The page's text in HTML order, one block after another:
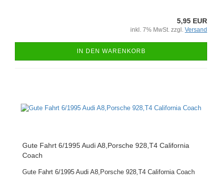
5,95 EUR
inkl. 7% MwSt. zzgl. Versand
IN DEN WARENKORB
Gute Fahrt 6/1995 Audi A8,Porsche 928,T4 California
Coach
Gute Fahrt 6/1995 Audi A8,Porsche 928,T4 California Coach